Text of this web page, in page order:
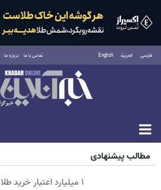
فارسی العربية English تماس با ما درباره ما
جمعه ۱۶ مرداد ۱۴۰۵
مطالب پیشنهادی
۱ میلیارد اعتبار خرید طلا | بدون ضامن و چک